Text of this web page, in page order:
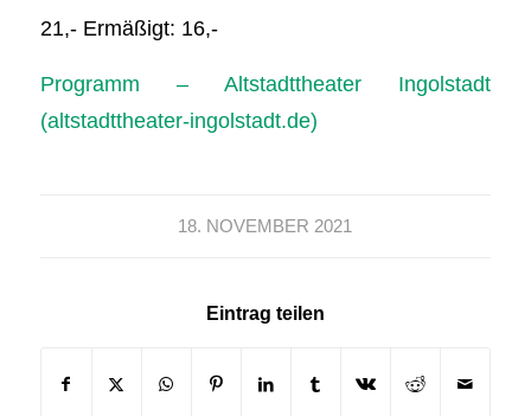
21,- Ermäßigt: 16,-
Programm – Altstadttheater Ingolstadt
(altstadttheater-ingolstadt.de)
18. NOVEMBER 2021
Eintrag teilen